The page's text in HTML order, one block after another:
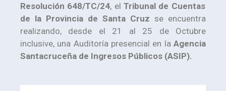
Resolución 648/TC/24, elTribunal de Cuentas
de la Provincia de Santa Cruz se encuentra
realizando, desde el 21 al 25 de Octubre
inclusive, una Auditoría presencial en la Agencia
Santacruceña de Ingresos Públicos (ASIP).